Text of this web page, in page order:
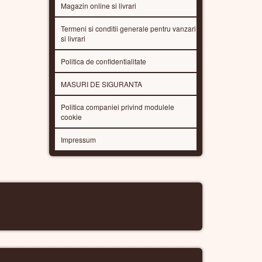
Magazin online si livrari
Termeni si conditii generale pentru vanzari
si livrari
Politica de confidentialitate
MASURI DE SIGURANTA
Politica companiei privind modulele
cookie
Impressum